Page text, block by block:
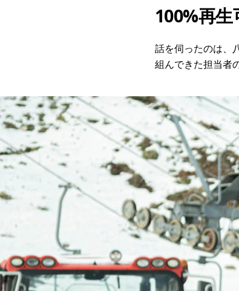
100%再
話を伺ったのは、
組んできた担当者